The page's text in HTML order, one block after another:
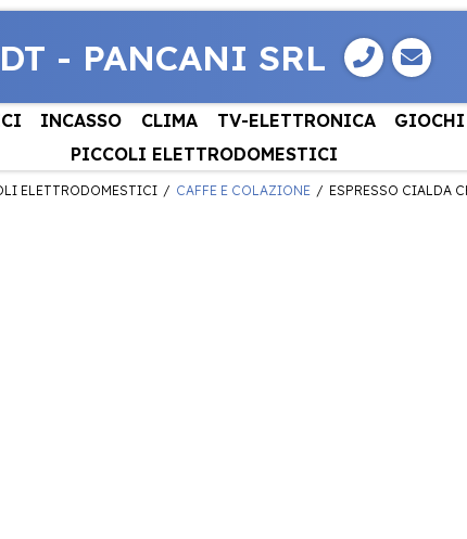
- PANCANI SRL
INCASSO CLIMA TV-ELETTRONICA GIOCHI
PICCOLI ELETTRODOMESTICI
ELETTRODOMESTICI CAFFE E COLAZIONE ESPRESSO CIALDA